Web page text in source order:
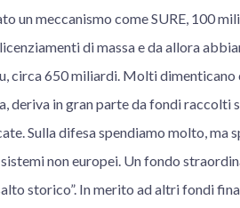
un meccanismo come SURE, 100
di massa e da allora
circa 650 miliardi. Molti dimenticano
deriva in gran parte da fondi raccolti
Sulla difesa spendiamo molto, ma
non europei. Un fondo
storico”. In merito ad altri fondi